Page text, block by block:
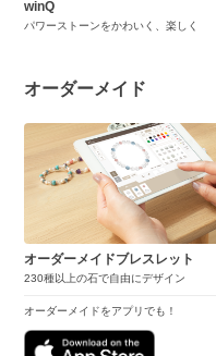
winQ
パワーストーンをかわいく、楽しく
オーダーメイド
オーダーメイドブレスレット
230種以上の石で自由にデザイン
オーダーメイドをアプリでも！